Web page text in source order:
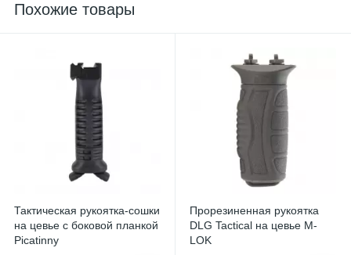
Похожие товары
Тактическая рукоятка-сошки
на цевье с боковой планкой
Picatinny
Прорезиненная рукоятка
DLG Tactical на цевье M-
LOK